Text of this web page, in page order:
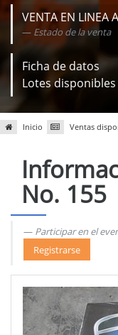
VENTA EN LINEA
Estado de la venta
Ficha de datos
Lotes disponibles
Inicio Ventas
No. 155
Participar en el
Registrarse